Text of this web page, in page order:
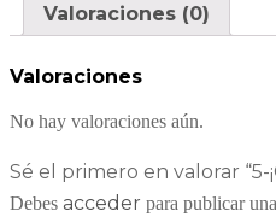
Valoraciones (0)
Valoraciones
No hay valoraciones aún.
Sé el primero en valorar “5-
Debes acceder para publicar